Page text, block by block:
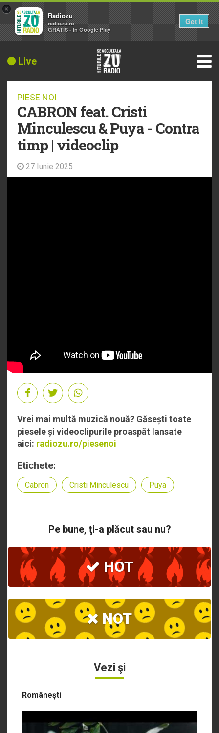
Live
PIESE NOI
CABRON feat. Cristi
Minculescu & ‪Puya - Contra
timp | videoclip
27 Iunie 2025
Vrei mai multă muzică nouă? Găsești toate
piesele și videoclipurile proaspăt lansate
aici: radiozu.ro/piesenoi
Etichete:
Cabron Cristi Minculescu Puya
Pe bune, ţi-a plăcut sau nu?
HOT
NOT
Vezi şi
Româneşti
×
Radiozu
radiozu.ro
GRATIS - In Google Play
Get it